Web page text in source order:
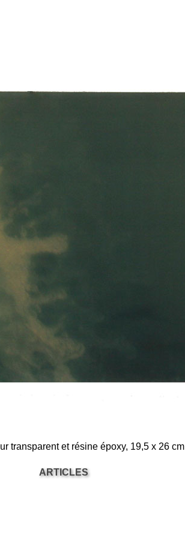
transparent et résine époxy, 19,5 x 26 cm
ARTICLES